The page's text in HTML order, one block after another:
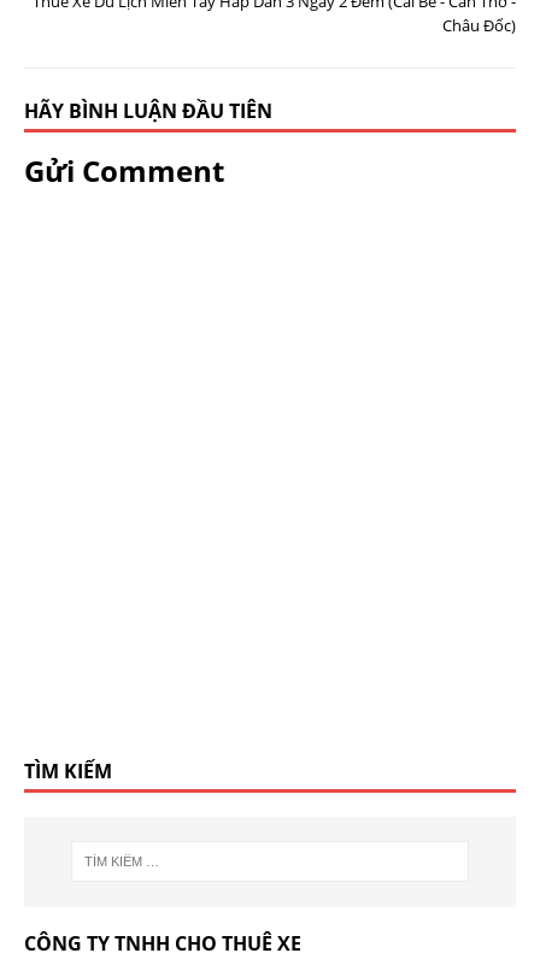
Châu Đốc)
HÃY BÌNH LUẬN ĐẦU TIÊN
Gửi Comment
TÌM KIẾM
CÔNG TY TNHH CHO THUÊ XE